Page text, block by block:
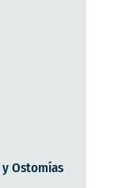
Ostomías